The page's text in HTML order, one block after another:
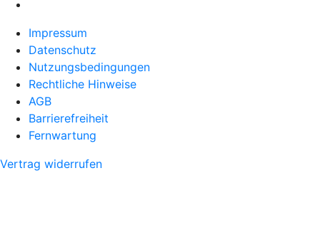
Impressum
Datenschutz
Nutzungsbedingungen
Rechtliche Hinweise
AGB
Barrierefreiheit
Fernwartung
Vertrag widerrufen